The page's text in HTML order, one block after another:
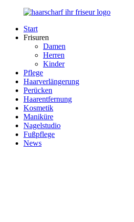
Zurück
Inhalt
Haarscharf
Händen
Start
Frisuren
Damen
Herren
Kinder
Pflege
Haarverlängerung
Perücken
Haarentfernung
Kosmetik
Maniküre
Nagelstudio
Fußpflege
News